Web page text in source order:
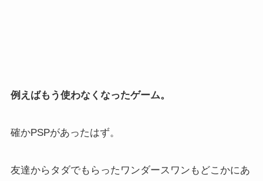
例えばもう使わなくなったゲーム。
確かPSPがあったはず。
友達からタダでもらったワンダースワンもどこかにあ